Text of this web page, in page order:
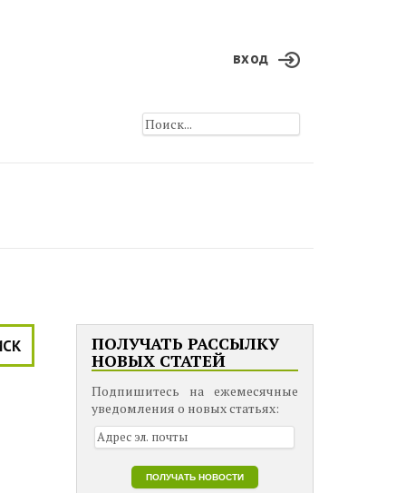
вход
ПОЛУЧАТЬ РАССЫЛКУ
НОВЫХ СТАТЕЙ
Подпишитесь на ежемесячные
уведомления о новых статьях: